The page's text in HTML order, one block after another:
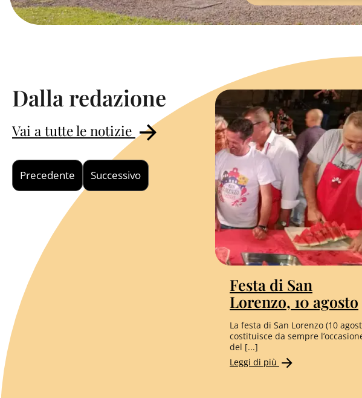
Dalla redazione
Vai a tutte le notizie
Precedente Successivo
Festa di San
Lorenzo, 10 agosto
La festa di San Lorenzo (10
costituisce da sempre
del [...]
Leggi di più